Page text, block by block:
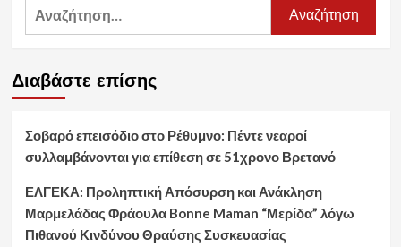
Διαβάστε επίσης
Σοβαρό επεισόδιο στο Ρέθυμνο: Πέντε νεαροί
συλλαμβάνονται για επίθεση σε 51χρονο Βρετανό
ΕΛΓΕΚΑ: Προληπτική Απόσυρση και Ανάκληση
Μαρμελάδας Φράουλα Bonne Maman “Μερίδα” λόγω
Πιθανού Κινδύνου Θραύσης Συσκευασίας